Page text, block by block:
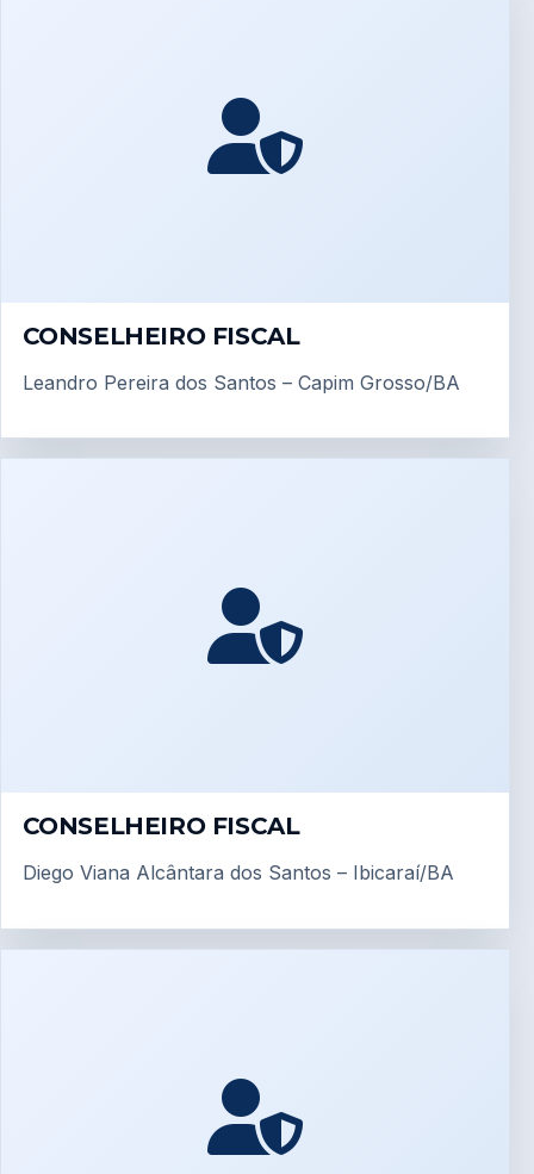
CONSELHEIRO FISCAL
Leandro Pereira dos Santos – Capim Grosso/BA
CONSELHEIRO FISCAL
Diego Viana Alcântara dos Santos – Ibicaraí/BA